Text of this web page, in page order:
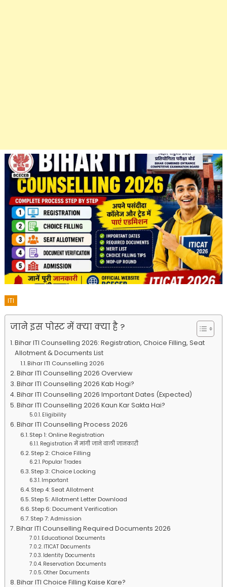
ITI
जाने इस पोस्ट में क्या क्या है ?
Bihar ITI Counselling 2026: Registration, Choice Filling, Seat
Allotment & Documents List
Bihar ITI Counselling 2026
Bihar ITI Counselling 2026 Overview
Bihar ITI Counselling 2026 Kab Hogi?
Bihar ITI Counselling 2026 Important Dates (Expected)
Bihar ITI Counselling 2026 Kaun Kar Sakta Hai?
Eligibility
Bihar ITI Counselling Process 2026
Step 1: Online Registration
Registration में मांगी जाने वाली जानकारी
Step 2: Choice Filling
Popular Trades
Step 3: Choice Locking
Important
Step 4: Seat Allotment
Step 5: Allotment Letter Download
Step 6: Document Verification
Step 7: Admission
Bihar ITI Counselling Required Documents 2026
Educational Documents
ITICAT Documents
Identity Documents
Reservation Documents
Other Documents
Bihar ITI Choice Filling Kaise Kare?